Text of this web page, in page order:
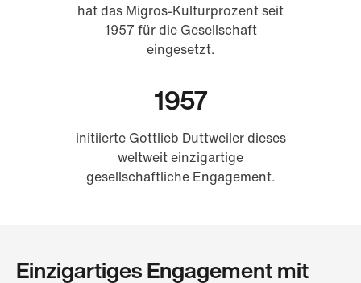
hat das Migros-Kulturprozent seit
1957 für die Gesellschaft
eingesetzt.
1957
initiierte Gottlieb Duttweiler dieses
weltweit einzigartige
gesellschaftliche Engagement.
Einzigartiges Engagement mit